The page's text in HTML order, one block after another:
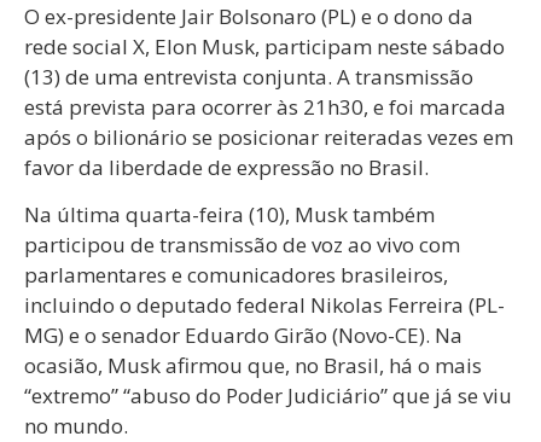
O ex-presidente Jair Bolsonaro (PL) e o dono da
rede social X, Elon Musk, participam neste sábado
(13) de uma entrevista conjunta. A transmissão
está prevista para ocorrer às 21h30, e foi marcada
após o bilionário se posicionar reiteradas vezes em
favor da liberdade de expressão no Brasil.
Na última quarta-feira (10), Musk também
participou de transmissão de voz ao vivo com
parlamentares e comunicadores brasileiros,
incluindo o deputado federal Nikolas Ferreira (PL-
MG) e o senador Eduardo Girão (Novo-CE). Na
ocasião, Musk afirmou que, no Brasil, há o mais
“extremo” “abuso do Poder Judiciário” que já se viu
no mundo.